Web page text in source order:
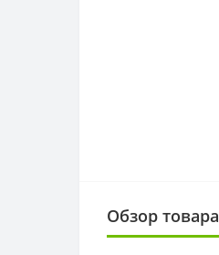
Обзор товара